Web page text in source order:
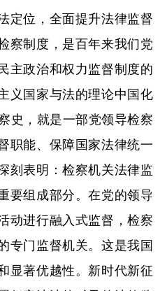
位，全面提升法律监督
察制度，是百年来我们党
主政治和权力监督制度的
义国家与法的理论中国化
史，就是一部党领导检察
职能、保障国家法律统一
刻表明：检察机关法律监
要组成部分。在党的领导
动进行融入式监督，检察
专门监督机关。这是我国
显著优越性。新时代新征